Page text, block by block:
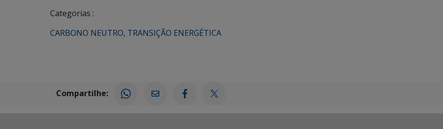
Categorias :
CARBONO NEUTRO, TRANSIÇÃO ENERGÉTICA
Compartilhe: